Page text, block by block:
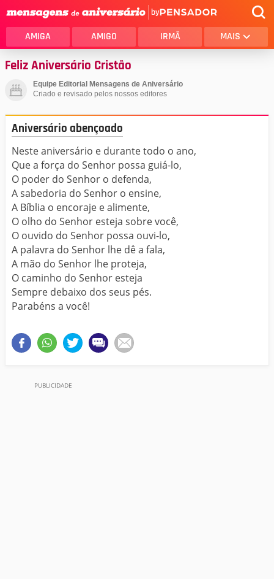
by
AMIGA AMIGO IRMÃ MAIS
Feliz Aniversário Cristão
Equipe Editorial Mensagens de Aniversário
Criado e revisado pelos nossos editores
Aniversário abençoado
Neste aniversário e durante todo o ano,
Que a força do Senhor possa guiá-lo,
O poder do Senhor o defenda,
A sabedoria do Senhor o ensine,
A Bíblia o encoraje e alimente,
O olho do Senhor esteja sobre você,
O ouvido do Senhor possa ouvi-lo,
A palavra do Senhor lhe dê a fala,
A mão do Senhor lhe proteja,
O caminho do Senhor esteja
Sempre debaixo dos seus pés.
Parabéns a você!